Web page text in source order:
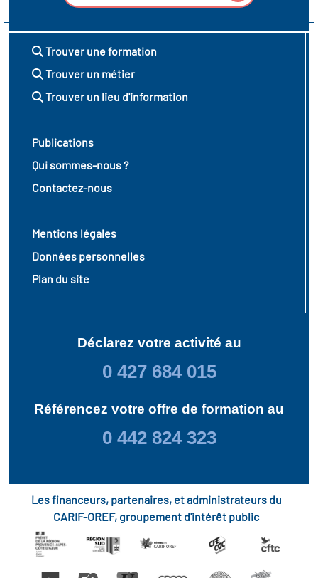
Trouver une formation
Trouver un métier
Trouver un lieu d'information
Publications
Qui sommes-nous ?
Contactez-nous
Mentions légales
Données personnelles
Plan du site
Déclarez votre activité au
0 427 684 015
Référencez votre offre de formation au
0 442 824 323
Les financeurs, partenaires, et administrateurs du
CARIF-OREF, groupement d'intérêt public